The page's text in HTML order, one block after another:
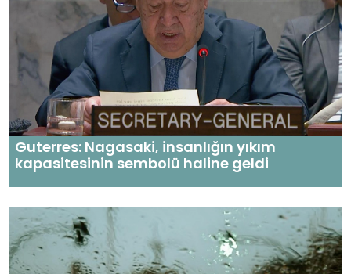
Guterres: Nagasaki, insanlığın yıkım
kapasitesinin sembolü haline geldi